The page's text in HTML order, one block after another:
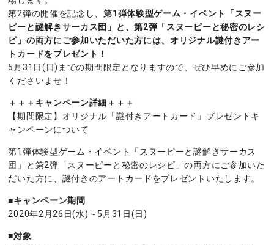
第2弾の開催を記念し、第1弾体験型ゲーム・イベント「スヌー
ピーと謎解きサーカス団」と、第2弾「スヌーピーと秘密のレシ
ピ」の両方にご参加いただいた方には、オリジナル謎付きアー
トカードをプレゼント！
5月31日(日)までの期間限定となりますので、ぜひ早めにご参加
くださいませ！
＋＋＋キャンペーン詳細＋＋＋
【期間限定】オリジナル「謎付きアートカード」プレゼントキ
ャンペーンについて
第1弾体験型ゲーム・イベント「スヌーピーと謎解きサーカス
団」と第2弾「スヌーピーと秘密のレシピ」の両方にご参加いた
だいた方に、謎付きのアートカードをプレゼントいたします。
■キャンペーン期間
2020年2月26日(水)～5月31日(日)
■対象